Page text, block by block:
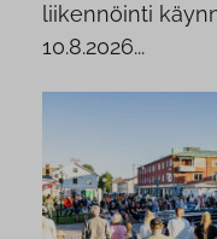
liikennöinti
10.8.2026...